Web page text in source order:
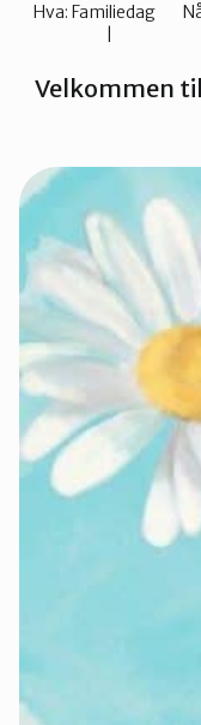
Hurum og
Jevnaker
Lillestrøm
Lørenskog
Hva: Familiedag
Velkommen